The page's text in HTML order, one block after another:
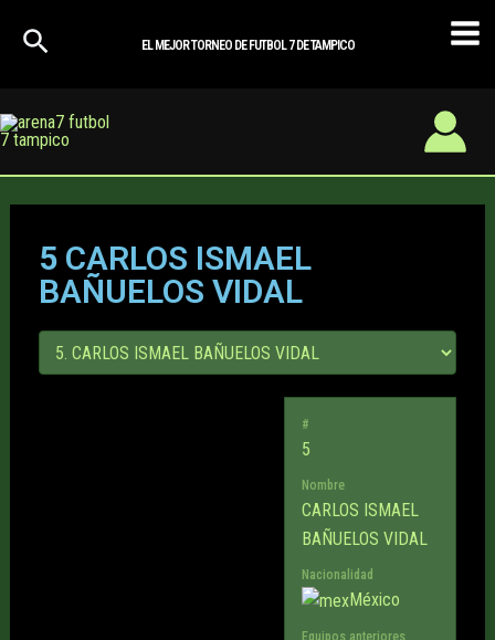
EL MEJOR TORNEO DE FUTBOL 7 DE TAMPICO
5 CARLOS ISMAEL
BAÑUELOS VIDAL
#
5
Nombre
CARLOS ISMAEL
BAÑUELOS VIDAL
Nacionalidad
México
Equipos anteriores